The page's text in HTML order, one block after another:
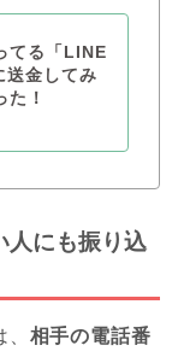
てる「LINE
送金してみ
た！
にも振り込
相手の電話番